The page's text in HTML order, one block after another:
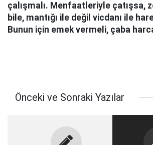
çalışmalı. Menfaatleriyle çatışsa,
bile, mantığı ile değil vicdanı ile
Bunun için emek vermeli, çaba
Önceki ve Sonraki Yazılar